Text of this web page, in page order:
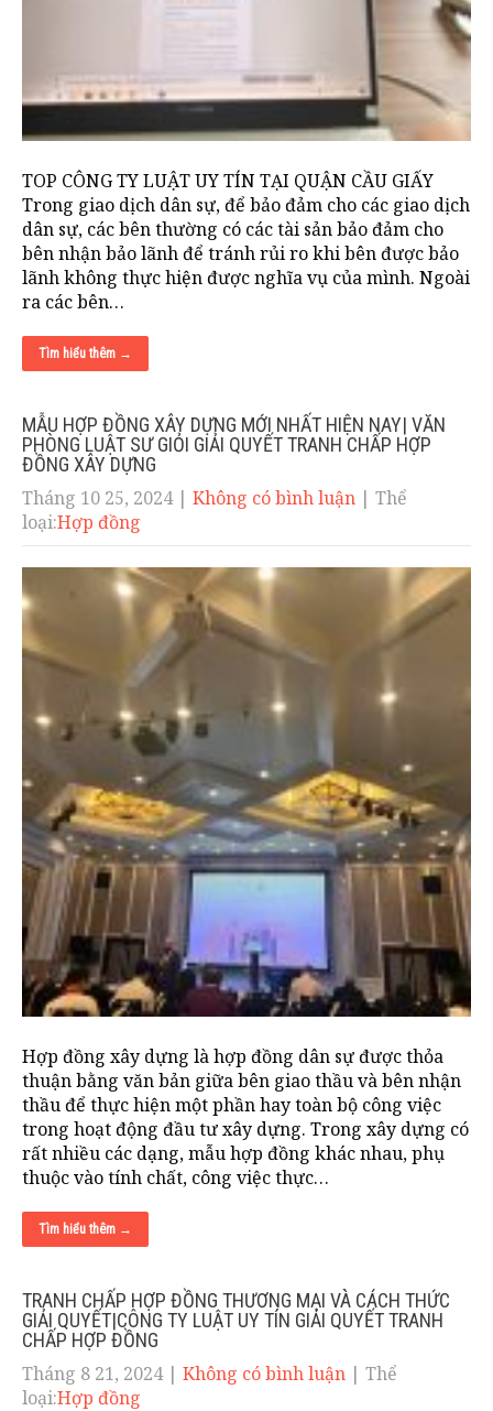
TOP CÔNG TY LUẬT UY TÍN TẠI QUẬN CẦU GIẤY
Trong giao dịch dân sự, để bảo đảm cho các giao dịch
dân sự, các bên thường có các tài sản bảo đảm cho
bên nhận bảo lãnh để tránh rủi ro khi bên được bảo
lãnh không thực hiện được nghĩa vụ của mình. Ngoài
ra các bên…
Tìm hiểu thêm →
MẪU HỢP ĐỒNG XÂY DỰNG MỚI NHẤT HIỆN NAY| VĂN
PHÒNG LUẬT SƯ GIỎI GIẢI QUYẾT TRANH CHẤP HỢP
ĐỒNG XÂY DỰNG
Tháng 10 25, 2024 | Không có bình luận | Thể
loại:Hợp đồng
Hợp đồng xây dựng là hợp đồng dân sự được thỏa
thuận bằng văn bản giữa bên giao thầu và bên nhận
thầu để thực hiện một phần hay toàn bộ công việc
trong hoạt động đầu tư xây dựng. Trong xây dựng có
rất nhiều các dạng, mẫu hợp đồng khác nhau, phụ
thuộc vào tính chất, công việc thực…
Tìm hiểu thêm →
TRANH CHẤP HỢP ĐỒNG THƯƠNG MẠI VÀ CÁCH THỨC
GIẢI QUYẾT|CÔNG TY LUẬT UY TÍN GIẢI QUYẾT TRANH
CHẤP HỢP ĐỒNG
Tháng 8 21, 2024 | Không có bình luận | Thể
loại:Hợp đồng